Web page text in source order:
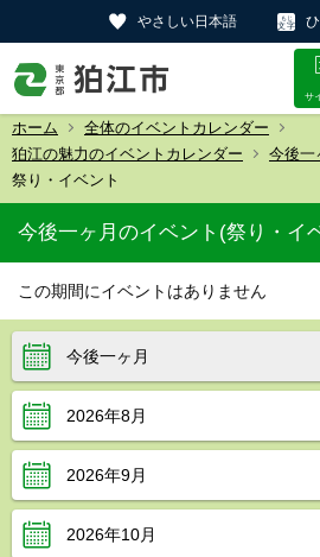
やさしい日本語
サ
ホーム
全体のイベントカレンダー
狛江の魅力のイベントカレンダー
今後一
祭り・イベント
今後一ヶ月
2026年8月
2026年9月
2026年10月
今後一ヶ月のイベント(祭り・イ
この期間にイベントはありません